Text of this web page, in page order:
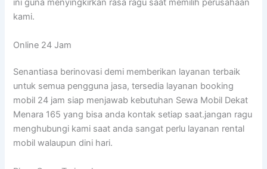
ini guna menyingkirkan rasa ragu saat memilih perusahaan
kami.
Online 24 Jam
Senantiasa berinovasi demi memberikan layanan terbaik
untuk semua pengguna jasa, tersedia layanan booking
mobil 24 jam siap menjawab kebutuhan Sewa Mobil Dekat
Menara 165 yang bisa anda kontak setiap saat.jangan ragu
menghubungi kami saat anda sangat perlu layanan rental
mobil walaupun dini hari.